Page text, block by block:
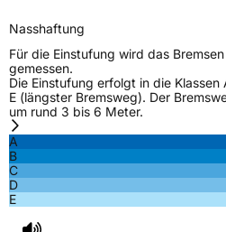
Rollgeräusch (dB)70
FahrzeugklasseC1
3PMSF / Schneeflockensymbol /
Allgemeine Produktsicherheit
Nasshaftung
Für die Einstufung wird das
gemessen.
Die Einstufung erfolgt in die
E (längster Bremsweg). Der
um rund 3 bis 6 Meter.
A
B
C
D
E